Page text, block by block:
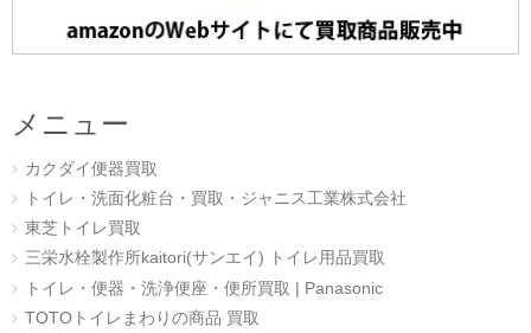
メニュー
カクダイ便器買取
トイレ・洗面化粧台・買取・ジャニス工業株式会社
東芝トイレ買取
三栄水栓製作所kaitori(サンエイ) トイレ用品買取
トイレ・便器・洗浄便座・便所買取 | Panasonic
TOTOトイレまわりの商品 買取